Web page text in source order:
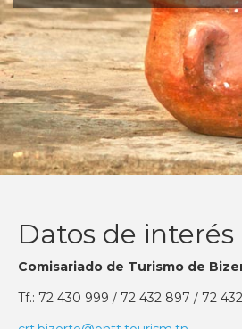
Datos de interés
Comisariado de Turismo de
Tf.: 72 430 999 / 72 432 897 / 72